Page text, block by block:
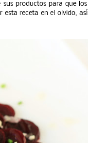
productos para que los
esta receta en el olvido, así